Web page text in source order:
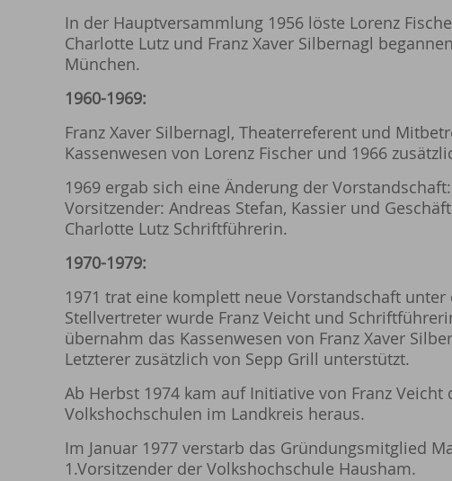
In der Hauptversammlung 1956 löste Lorenz
Charlotte Lutz und Franz Xaver Silbernagl
München.
1960-1969:
Franz Xaver Silbernagl, Theaterreferent und
Kassenwesen von Lorenz Fischer und 1966
1969 ergab sich eine Änderung der
Vorsitzender: Andreas Stefan, Kassier und
Charlotte Lutz Schriftführerin.
1970-1979:
1971 trat eine komplett neue Vorstandschaft unter
Stellvertreter wurde Franz Veicht und
übernahm das Kassenwesen von Franz Xaver
Letzterer zusätzlich von Sepp Grill unterstützt.
Ab Herbst 1974 kam auf Initiative von Franz
Volkshochschulen im Landkreis heraus.
Im Januar 1977 verstarb das Gründungsmitglied
1.Vorsitzender der Volkshochschule Hausham.